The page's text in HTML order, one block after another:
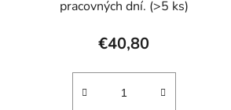
pracovných dní. (>5 ks)
€40,80